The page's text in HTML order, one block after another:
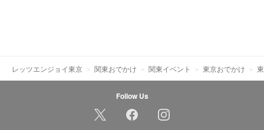
レッツエンジョイ東京 関東おでかけ 関東イベント 東京おでかけ
Follow Us